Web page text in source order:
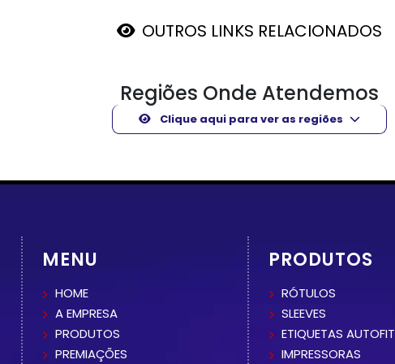
OUTROS LINKS RELACIONADOS
Regiões Onde Atendemos
Clique aqui para ver as regiões
MENU
HOME
A EMPRESA
PRODUTOS
PREMIAÇÕES
PRODUTOS
RÓTULOS
SLEEVES
ETIQUETAS AUTOFIT
IMPRESSORAS